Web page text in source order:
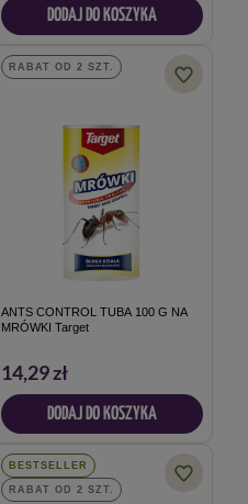
DODAJ DO KOSZYKA
RABAT OD 2 SZT.
ANTS CONTROL TUBA 100 G NA
MRÓWKI Target
14,29 zł
DODAJ DO KOSZYKA
BESTSELLER
RABAT OD 2 SZT.